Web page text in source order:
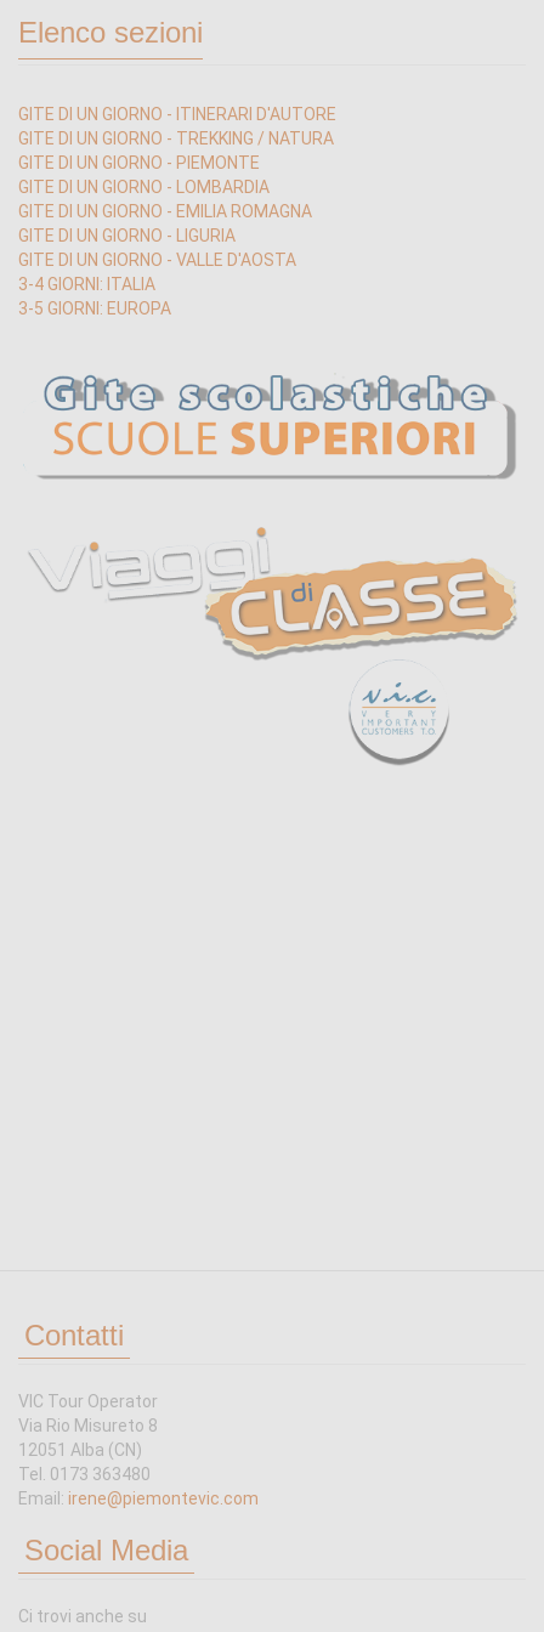
Elenco sezioni
GITE DI UN GIORNO - ITINERARI D'AUTORE
GITE DI UN GIORNO - TREKKING / NATURA
GITE DI UN GIORNO - PIEMONTE
GITE DI UN GIORNO - LOMBARDIA
GITE DI UN GIORNO - EMILIA ROMAGNA
GITE DI UN GIORNO - LIGURIA
GITE DI UN GIORNO - VALLE D'AOSTA
3-4 GIORNI: ITALIA
3-5 GIORNI: EUROPA
Contatti
VIC Tour Operator
Via Rio Misureto 8
12051 Alba (CN)
Tel. 0173 363480
Email: irene@piemontevic.com
Social Media
Ci trovi anche su